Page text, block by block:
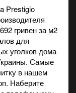
Prestigio
гривен за м2
для
уголков дома
Самые
в нашем
Наберите